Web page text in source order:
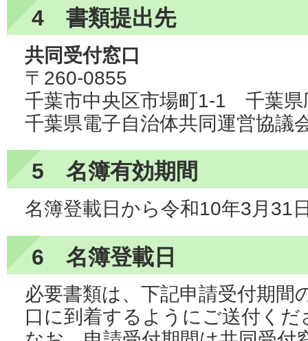
4 書類提出先
共同受付窓口
〒260-0855
千葉市中央区市場町1-1 千葉県
千葉県電子自治体共同運営協議
5 名簿有効期間
名簿登載日から令和10年3月31
6 名簿登載日
必要書類は、下記申請受付期間
口に到着するようにご送付くだ